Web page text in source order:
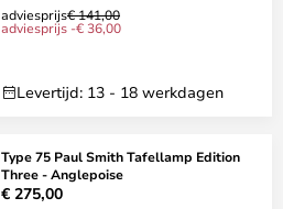
adviesprijs€ 141,00
adviesprijs -€ 36,00
Levertijd: 13 - 18 werkdagen
Type 75 Paul Smith Tafellamp Edition
Three - Anglepoise
€ 275,00